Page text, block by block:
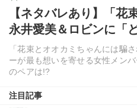
【ネタバレあり】「花
永井愛美＆ロビンに「
「花束とオオカミちゃんには騙
ーが最も想いを寄せる女性メン
のペアは!?
注目記事